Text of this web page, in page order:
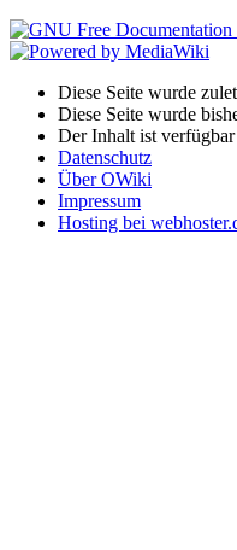
Diese Seite wurde
Diese Seite wurde
Der Inhalt ist
Datenschutz
Über OWiki
Impressum
Hosting bei